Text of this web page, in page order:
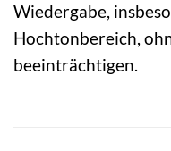
Wiedergabe,
Hochtonbereich,
beeinträchtigen.